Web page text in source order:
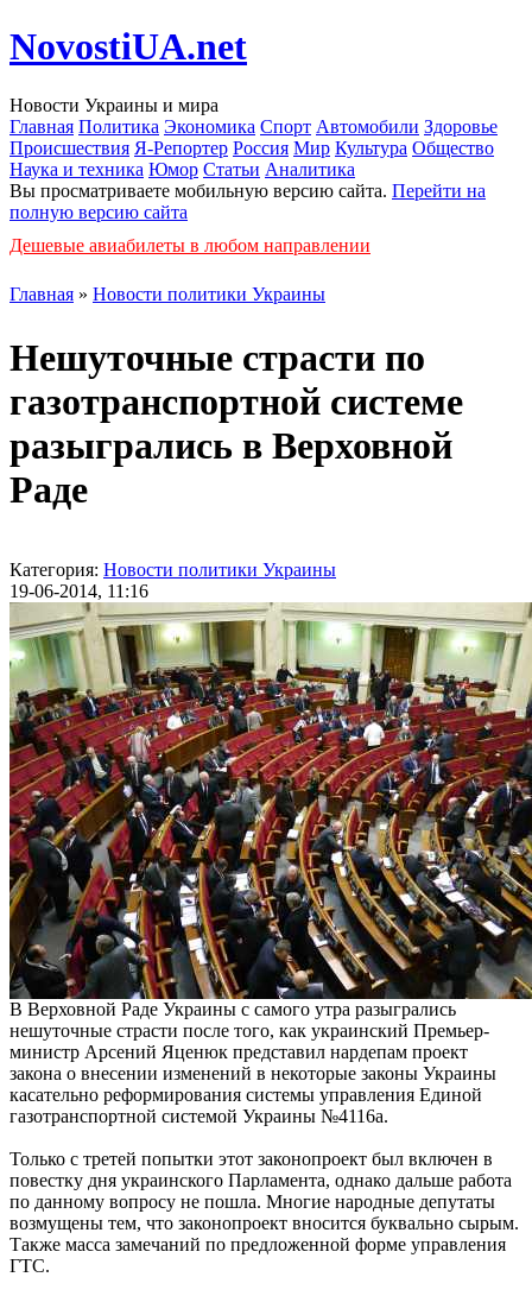
NovostiUA.net
Новости Украины и мира
Главная Политика Экономика Спорт Автомобили Здоровье
Происшествия Я-Репортер Россия Мир Культура Общество
Наука и техника Юмор Статьи Аналитика
Вы просматриваете мобильную версию сайта. Перейти на
полную версию сайта
Дешевые авиабилеты в любом направлении
Главная » Новости политики Украины
Нешуточные страсти по
газотранспортной системе
разыгрались в Верховной
Раде
Категория: Новости политики Украины
19-06-2014, 11:16
В Верховной Раде Украины с самого утра разыгрались
нешуточные страсти после того, как украинский Премьер-
министр Арсений Яценюк представил нардепам проект
закона о внесении изменений в некоторые законы Украины
касательно реформирования системы управления Единой
газотранспортной системой Украины №4116а.
Только с третей попытки этот законопроект был включен в
повестку дня украинского Парламента, однако дальше работа
по данному вопросу не пошла. Многие народные депутаты
возмущены тем, что законопроект вносится буквально сырым.
Также масса замечаний по предложенной форме управления
ГТС.